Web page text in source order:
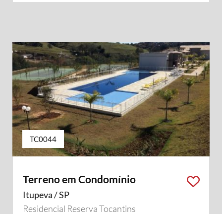
TC0044
Terreno em Condomínio
Itupeva / SP
Residencial Reserva Tocantins